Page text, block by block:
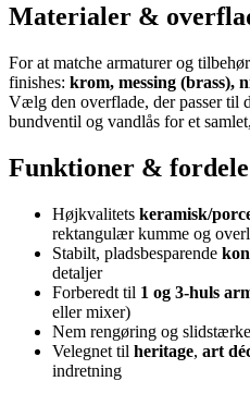
Materialer &
For at matche armaturer og
finishes: krom, messing (brass),
Vælg den overflade, der passer til
bundventil og vandlås for et
Funktioner & fordele
Højkvalitets keramisk/
rektangulær kumme og
Stabilt, pladsbesparende
detaljer
Forberedt til 1 og 3-huls
eller mixer)
Nem rengøring og
Velegnet til heritage, art
indretning